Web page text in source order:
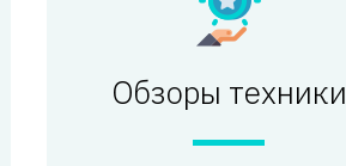
Обзоры техники